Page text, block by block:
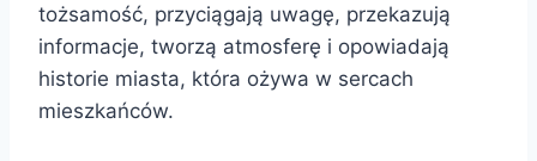
tożsamość, przyciągają uwagę, przekazują
informacje, tworzą atmosferę i opowiadają
historie miasta, która ożywa w sercach
mieszkańców.